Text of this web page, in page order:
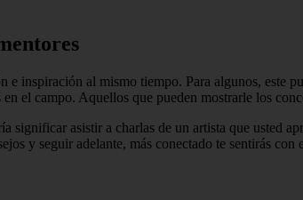
inspiración al mismo tiempo. Para algunos, este
el campo. Aquellos que pueden mostrarle los
significar asistir a charlas de un artista que usted
y seguir adelante, más conectado te sentirás